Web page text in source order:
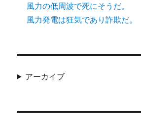
風力の低周波で死にそうだ。
風力発電は狂気であり詐欺だ。
アーカイブ